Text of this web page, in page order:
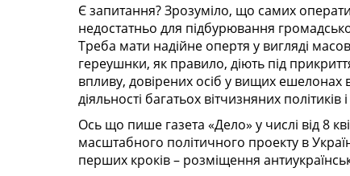
Є запитання? Зрозуміло, що самих
недостатньо для підбурювання
Треба мати надійне опертя у вигляді
гереушнки, як правило, діють під
впливу, довірених осіб у вищих
діяльності багатьох вітчизняних політиків
Ось що пише газета «Дело» у числі від 8
масштабного політичного проекту в
перших кроків – розміщення